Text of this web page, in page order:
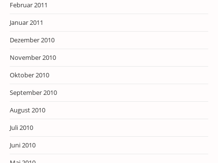
Februar 2011
Januar 2011
Dezember 2010
November 2010
Oktober 2010
September 2010
August 2010
Juli 2010
Juni 2010